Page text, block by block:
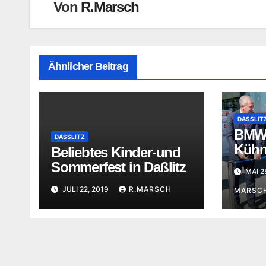
Von R.Marsch
Ähnlicher Beitrag
DASSLITZ
Beliebtes Kinder-und
Sommerfest in Daßlitz
JULI 22, 2019 R.MARSCH
MAI